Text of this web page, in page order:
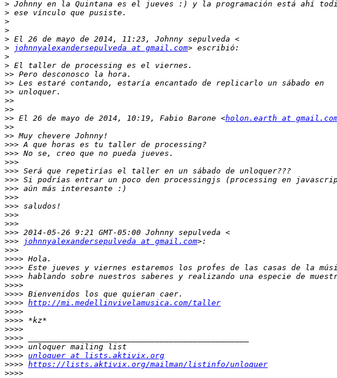
>
>
>
>
>
>
johnnyalexandersepulveda at gmail.com
>
>
>>
>>
>>
>>
>>
>> El 26 de mayo de 2014, 10:19, Fabio Barone <holon.earth at
>>
>>
>>>
>>>
>>>
>>>
>>>
>>>
>>>
>>>
>>>
>>>
>>>
>>>
johnnyalexandersepulveda at gmail.com
>>>
>>>>
>>>>
>>>>
>>>>
>>>>
>>>> http://mi.medellinvivelamusica.com/taller
>>>>
>>>>
>>>>
>>>>
>>>>
>>>> unloquer at lists.aktivix.org
>>>> https://lists.aktivix.org/mailman/listinfo/unloquer
>>>>